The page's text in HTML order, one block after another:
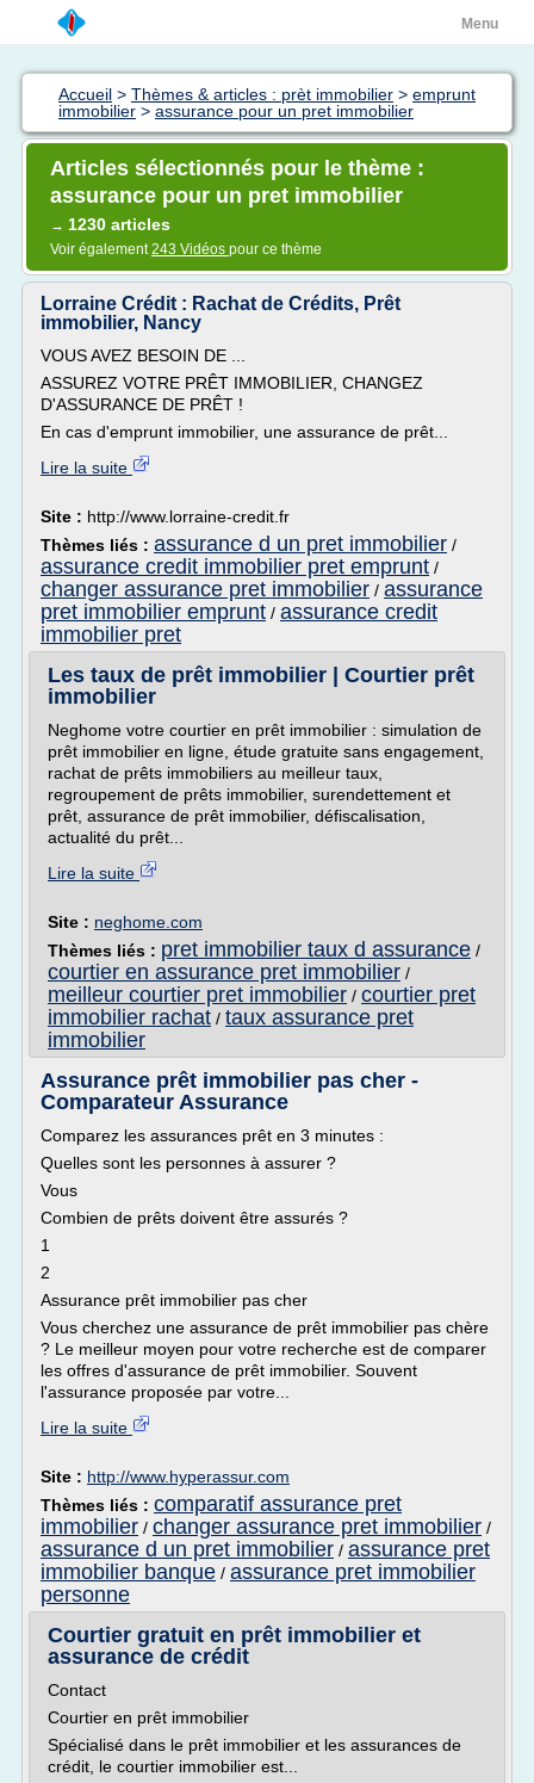
Menu
Accueil > Thèmes & articles : prèt immobilier > emprunt
immobilier > assurance pour un pret immobilier
Articles sélectionnés pour le thème :
assurance pour un pret immobilier
→ 1230 articles
Voir également243 Vidéos pour ce thème
Lorraine Crédit : Rachat de Crédits, Prêt
immobilier, Nancy
VOUS AVEZ BESOIN DE ...
ASSUREZ VOTRE PRÊT IMMOBILIER, CHANGEZ
D'ASSURANCE DE PRÊT !
En cas d'emprunt immobilier, une assurance de prêt...
Lire la suite
Site : http://www.lorraine-credit.fr
Thèmes liés : assurance d un pret immobilier /
assurance credit immobilier pret emprunt /
changer assurance pret immobilier / assurance
pret immobilier emprunt / assurance credit
immobilier pret
Les taux de prêt immobilier | Courtier prêt
immobilier
Neghome votre courtier en prêt immobilier : simulation de
prêt immobilier en ligne, étude gratuite sans engagement,
rachat de prêts immobiliers au meilleur taux,
regroupement de prêts immobilier, surendettement et
prêt, assurance de prêt immobilier, défiscalisation,
actualité du prêt...
Lire la suite
Site : neghome.com
Thèmes liés : pret immobilier taux d assurance /
courtier en assurance pret immobilier /
meilleur courtier pret immobilier / courtier pret
immobilier rachat / taux assurance pret
immobilier
Assurance prêt immobilier pas cher -
Comparateur Assurance
Comparez les assurances prêt en 3 minutes :
Quelles sont les personnes à assurer ?
Vous
Combien de prêts doivent être assurés ?
1
2
Assurance prêt immobilier pas cher
Vous cherchez une assurance de prêt immobilier pas chère
? Le meilleur moyen pour votre recherche est de comparer
les offres d'assurance de prêt immobilier. Souvent
l'assurance proposée par votre...
Lire la suite
Site : http://www.hyperassur.com
Thèmes liés : comparatif assurance pret
immobilier / changer assurance pret immobilier /
assurance d un pret immobilier / assurance pret
immobilier banque / assurance pret immobilier
personne
Courtier gratuit en prêt immobilier et
assurance de crédit
Contact
Courtier en prêt immobilier
Spécialisé dans le prêt immobilier et les assurances de
crédit, le courtier immobilier est...